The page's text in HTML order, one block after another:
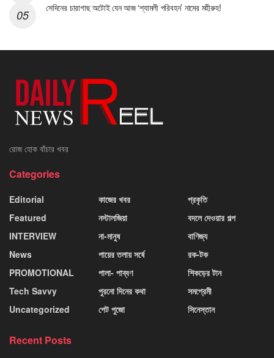
সেদিনের চারাগাছ অটোই যেন আজ ‘শ্যামলী পরিবহন’ নামের মহীরুহ!
রোজ হোক বাঁচার খবর
Categories
Editorial
Featured
INTERVIEW
News
PROMOTIONAL
Tech Savvy
Uncategorized
কাজের খবর
নস্টালজিয়া
না-মানুষ
পায়ের তলায় সর্ষে
পালা- পাব্বণ
পুরনো দিনের কথা
পেট পুজো
প্রকৃতি
বদলে দেওয়ার গল্প
বাণিজ্য
রক-টক
শিকড়ের টান
সমপ্রেমী
সিনেস্তান
Recent Posts